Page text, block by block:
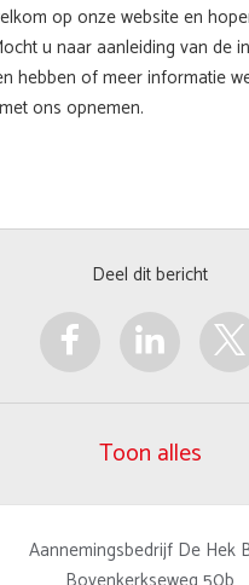
op onze website en
u naar aanleiding van de
hebben of meer informatie
met ons opnemen.
Deel dit bericht
Toon alles
Aannemingsbedrijf De Hek